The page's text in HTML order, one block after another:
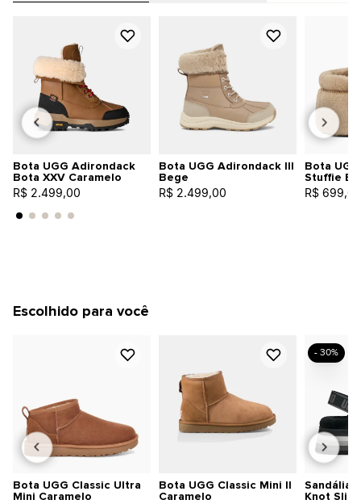
Bota UGG Adirondack
Bota XXV Caramelo
R$ 2.499,00
Bota UGG Adirondack III
Bege
R$ 2.499,00
Bota
Stuffie
R$ 699,00
Escolhido para você
Bota UGG Classic Ultra
Mini Caramelo
Bota UGG Classic Mini II
Caramelo
Sandália
Knot
- 30%